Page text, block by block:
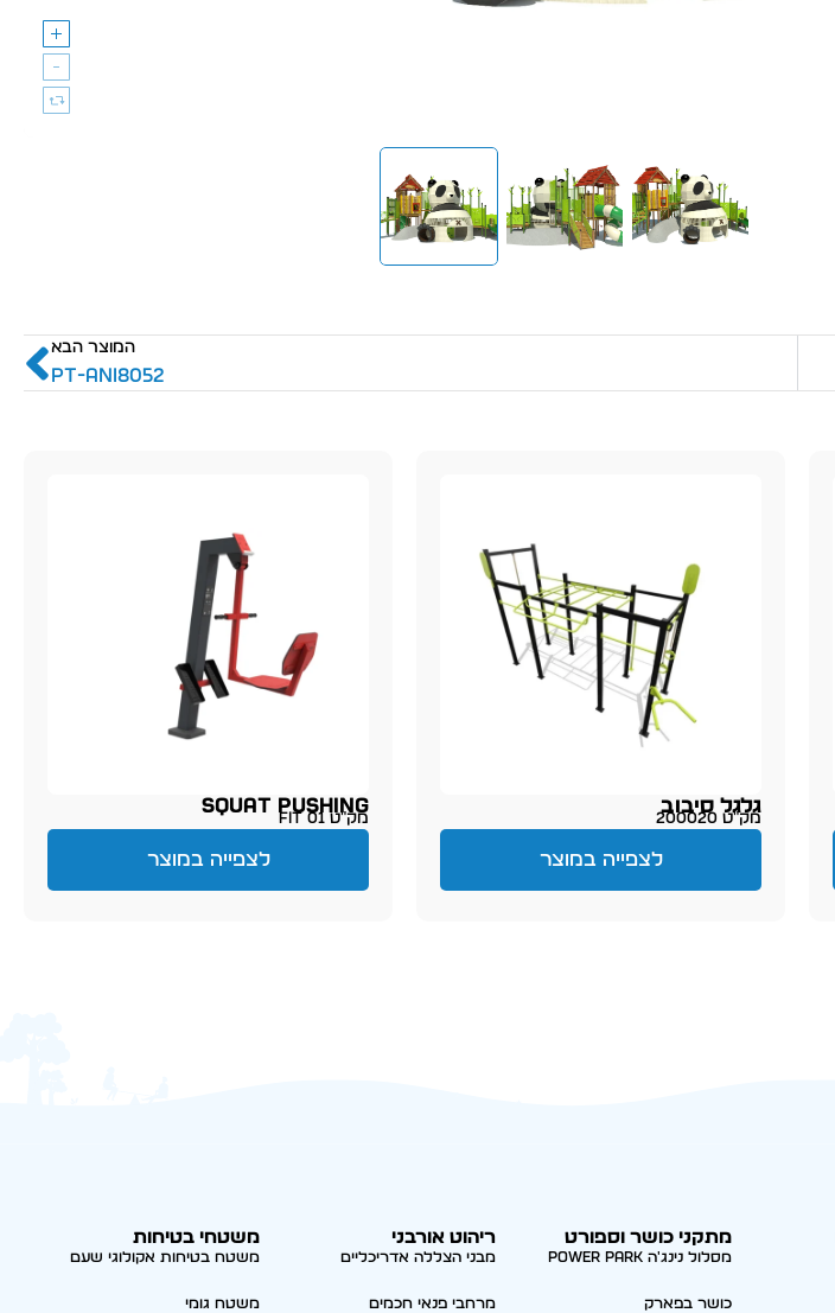
המוצר הבא
PT-ani8052
גלגל סיבוב
מק״ט 200020
לצפייה במוצר
SQUAT PUSHING
מק״ט FIT 01
לצפייה במוצר
מתקני כושר וספורט
מסלול נינג'ה Power park
כושר בפארק
ריהוט אורבני
מבני הצללה אדריכליים
מרחבי פנאי חכמים
משטחי בטיחות
משטח בטיחות אקולוגי שעם
משטח גומי